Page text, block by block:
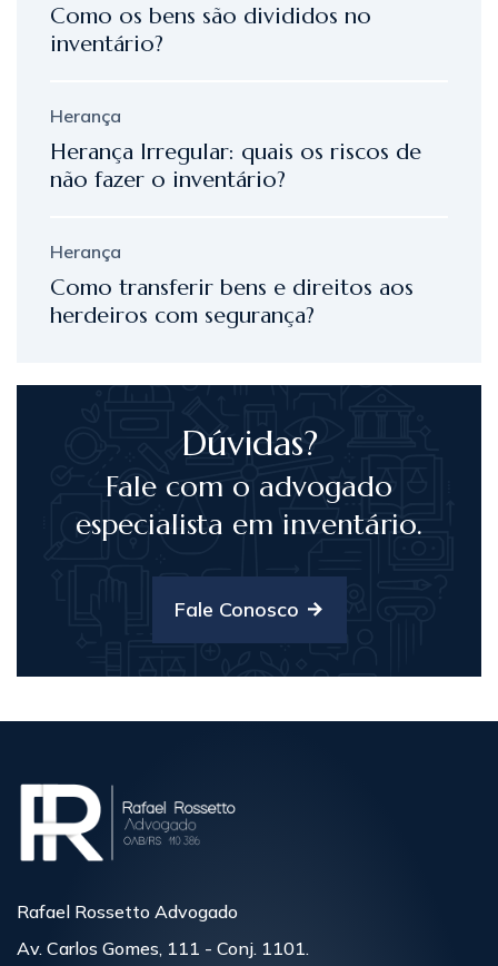
Como os bens são divididos no
inventário?
Herança
Herança Irregular: quais os riscos de
não fazer o inventário?
Herança
Como transferir bens e direitos aos
herdeiros com segurança?
Dúvidas?
Fale com o advogado
especialista em inventário.
Fale Conosco
Rafael Rossetto Advogado
Av. Carlos Gomes, 111 - Conj. 1101.